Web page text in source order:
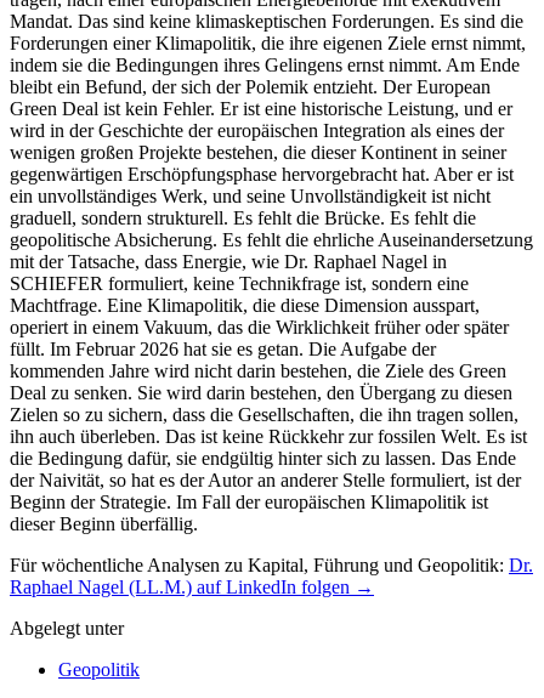
Für wöchentliche Analysen zu Kapital, Führung und Geopolitik: Dr.
Raphael Nagel (LL.M.) auf LinkedIn folgen →
Abgelegt unter
Geopolitik